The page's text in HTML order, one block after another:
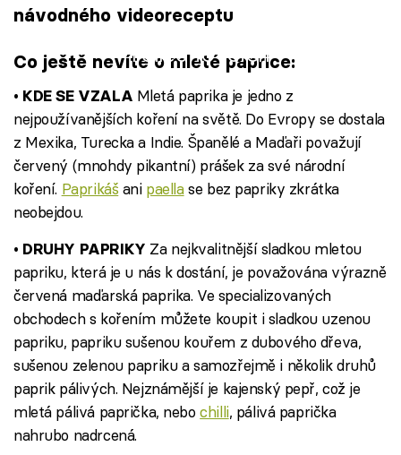
návodného videoreceptu
Failed to fetch
Co ještě nevíte o mleté paprice:
• KDE SE VZALA Mletá paprika je jedno z
nejpoužívanějších koření na světě. Do Evropy se dostala
z Mexika, Turecka a Indie. Španělé a Maďaři považují
červený (mnohdy pikantní) prášek za své národní
koření. Paprikáš ani paellase bez papriky zkrátka
neobejdou.
• DRUHY PAPRIKY Za nejkvalitnější sladkou mletou
papriku, která je u nás k dostání, je považována výrazně
červená maďarská paprika. Ve specializovaných
obchodech s kořením můžete koupit i sladkou uzenou
papriku, papriku sušenou kouřem z dubového dřeva,
sušenou zelenou papriku a samozřejmě i několik druhů
paprik pálivých. Nejznámější je kajenský pepř, což je
mletá pálivá paprička, nebochilli, pálivá paprička
nahrubo nadrcená.